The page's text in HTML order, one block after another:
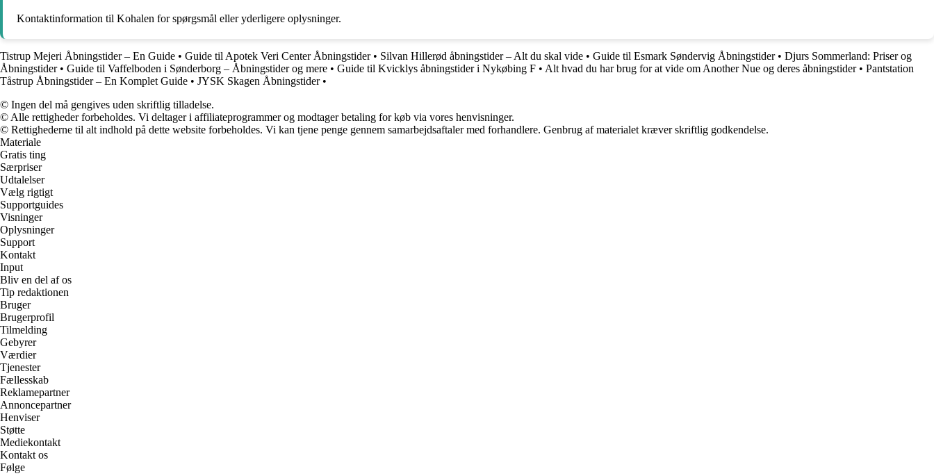
Kontaktinformation til Kohalen for spørgsmål eller yderligere oplysninger.
Tistrup Mejeri Åbningstider – En Guide • Guide til Apotek Veri Center Åbningstider• Silvan Hillerød åbningstider – Alt du skal vide • Guide til Esmark Søndervig Åbningstider• Djurs Sommerland: Priser og
Åbningstider• Guide til Vaffelboden i Sønderborg – Åbningstider og mere • Guide til Kvicklys åbningstider i Nykøbing F • Alt hvad du har brug for at vide om Another Nue og deres åbningstider• Pantstation
Tåstrup Åbningstider – En Komplet Guide • JYSK Skagen Åbningstider•
© Ingen del må gengives uden skriftlig tilladelse.
© Alle rettigheder forbeholdes. Vi deltager i affiliateprogrammer og modtager betaling for køb via vores henvisninger.
© Rettighederne til alt indhold på dette website forbeholdes. Vi kan tjene penge gennem samarbejdsaftaler med forhandlere. Genbrug af materialet kræver skriftlig godkendelse.
Materiale
Gratis ting
Særpriser
Udtalelser
Vælg rigtigt
Supportguides
Visninger
Oplysninger
Support
Kontakt
Input
Bliv en del af os
Tip redaktionen
Bruger
Brugerprofil
Tilmelding
Gebyrer
Værdier
Tjenester
Fællesskab
Reklamepartner
Annoncepartner
Henviser
Støtte
Mediekontakt
Kontakt os
Følge